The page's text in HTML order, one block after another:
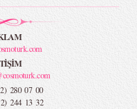
280 07 00
244 13 32